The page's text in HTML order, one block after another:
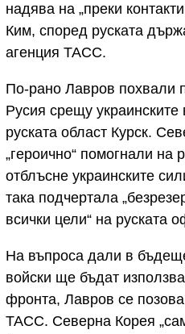
надява на „преки
Ким, според руската
агенция ТАСС.
По-рано Лавров похвали
Русия срещу
руската област Курск.
„героично“ помогнали на
отблъсне украинските
така подчертала
всички цели“ на руската
На въпроса дали в
войски ще бъдат
фронта, Лавров се
ТАСС. Северна Корея